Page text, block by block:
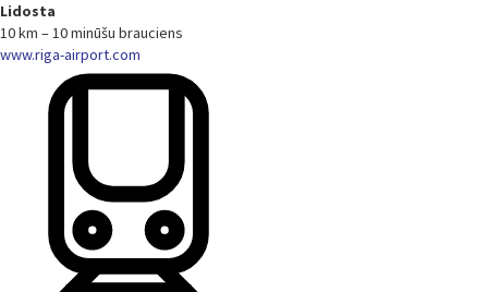
Lidosta
10 km – 10 minūšu brauciens
www.riga-airport.com